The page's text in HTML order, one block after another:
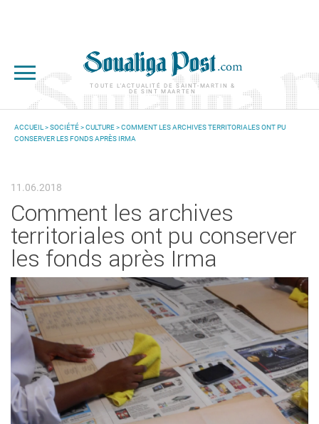
TOUTE L'ACTUALITÉ DE SAINT-MARTIN &
DE SINT MAARTEN
VOUS ÊTES ICI
ACCUEIL >SOCIÉTÉ>CULTURE> COMMENT LES ARCHIVES TERRITORIALES ONT PU
CONSERVER LES FONDS APRÈS IRMA
11.06.2018
Comment les archives
territoriales ont pu conserver
les fonds après Irma